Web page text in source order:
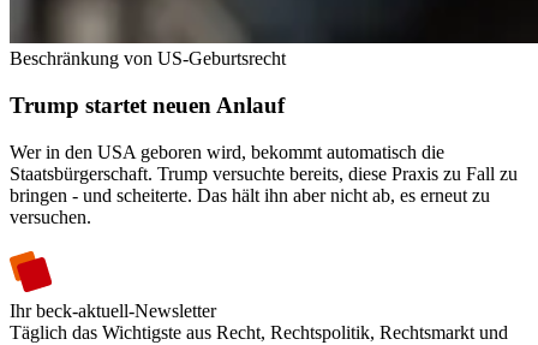
Beschränkung von US-Geburtsrecht
Trump startet neuen Anlauf
Wer in den USA geboren wird, bekommt automatisch die
Staatsbürgerschaft. Trump versuchte bereits, diese Praxis zu Fall zu
bringen - und scheiterte. Das hält ihn aber nicht ab, es erneut zu
versuchen.
Ihr beck-aktuell-Newsletter
Täglich das Wichtigste aus Recht, Rechtspolitik, Rechtsmarkt und